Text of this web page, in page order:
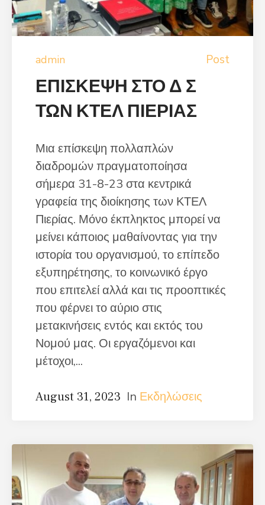
admin Post
ΕΠΙΣΚΕΨΗ ΣΤΟ Δ Σ
ΤΩΝ ΚΤΕΛ ΠΙΕΡΙΑΣ
Μια επίσκεψη πολλαπλών
διαδρομών πραγματοποίησα
σήμερα 31-8-23 στα κεντρικά
γραφεία της διοίκησης των ΚΤΕΛ
Πιερίας. Μόνο έκπληκτος μπορεί να
μείνει κάποιος μαθαίνοντας για την
ιστορία του οργανισμού, το επίπεδο
εξυπηρέτησης, το κοινωνικό έργο
που επιτελεί αλλά και τις προοπτικές
που φέρνει το αύριο στις
μετακινήσεις εντός και εκτός του
Νομού μας. Οι εργαζόμενοι και
μέτοχοι,...
August 31, 2023 In Εκδηλώσεις